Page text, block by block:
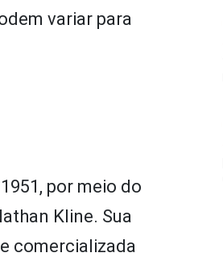
variar para
por meio do
Kline. Sua
comercializada